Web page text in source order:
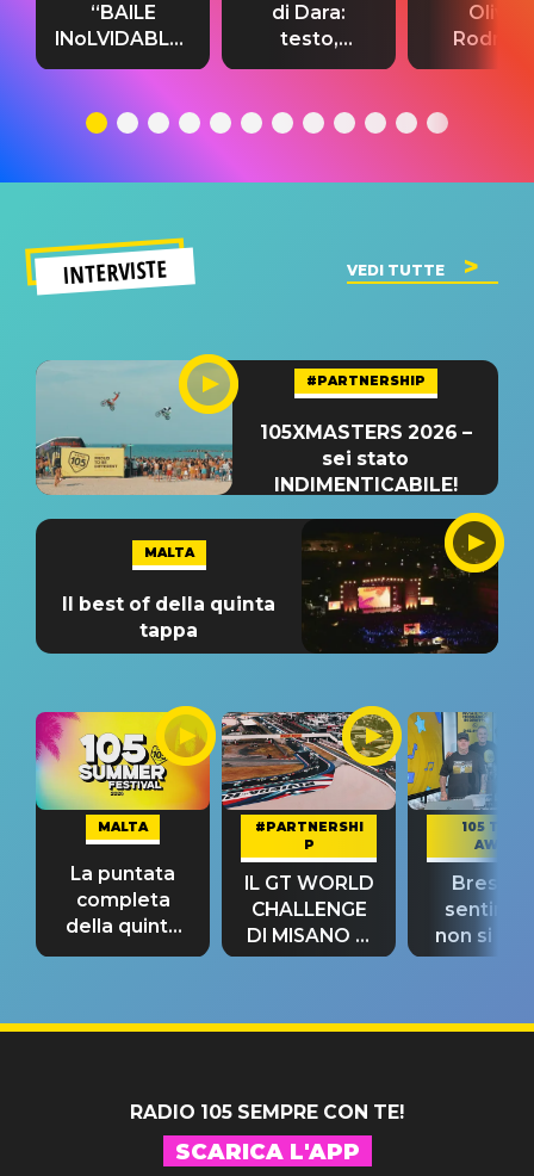
“BAILE
INoLVIDABLE”:
testo,
significato
di Dara:
testo,
traduzione e
del singolo
Olivia
testo,
INTERVISTE VEDI TUTTE
#PARTNERSHIP
105XMASTERS 2026 –
sei stato
INDIMENTICABILE!
MALTA
Il best of della quinta
tappa
MALTA
La puntata
completa
della quinta
tappa
#PARTNERSHI
P
IL GT WORLD
CHALLENGE
DI MISANO si
riconferma
105 TAKE
AWAY
Bresh:
non si
fino alla
RADIO 105 SEMPRE CON TE!
SCARICA L'APP